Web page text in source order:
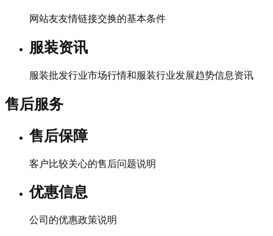
网站友友情链接交换的基本条件
服装资讯
服装批发行业市场行情和服装行业发展趋势信息资讯
售后服务
售后保障
客户比较关心的售后问题说明
优惠信息
公司的优惠政策说明